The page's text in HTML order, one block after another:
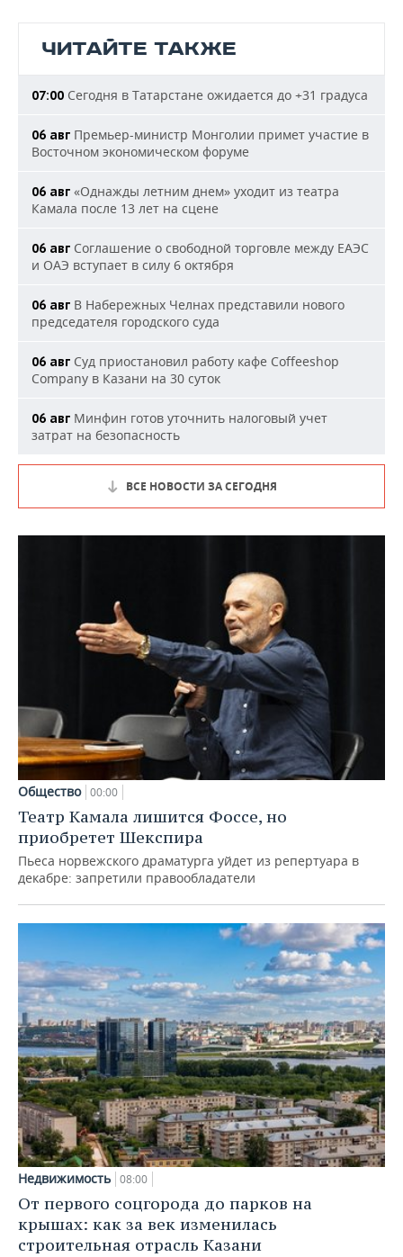
ЧИТАЙТЕ ТАКЖЕ
07:00 Сегодня в Татарстане ожидается до +31 градуса
06 авг Премьер-министр Монголии примет участие в
Восточном экономическом форуме
06 авг «Однажды летним днем» уходит из театра
Камала после 13 лет на сцене
06 авг Соглашение о свободной торговле между ЕАЭС
и ОАЭ вступает в силу 6 октября
06 авг В Набережных Челнах представили нового
председателя городского суда
06 авг Суд приостановил работу кафе Coffeeshop
Company в Казани на 30 суток
06 авг Минфин готов уточнить налоговый учет
затрат на безопасность
ВСЕ НОВОСТИ ЗА СЕГОДНЯ
Общество 00:00
Театр Камала лишится Фоссе, но
приобретет Шекспира
Пьеса норвежского драматурга уйдет из репертуара в
декабре: запретили правообладатели
Недвижимость 08:00
От первого соцгорода до парков на
крышах: как за век изменилась
строительная отрасль Казани